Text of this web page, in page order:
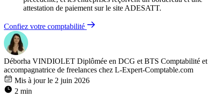
attestation de paiement sur le site ADESATT.
Confiez votre comptabilité
Déborha VINDIOLET Diplômée en DCG et BTS Comptabilité et
accompagnatrice de freelances chez L-Expert-Comptable.com
Mis à jour le 2 juin 2026
2 min